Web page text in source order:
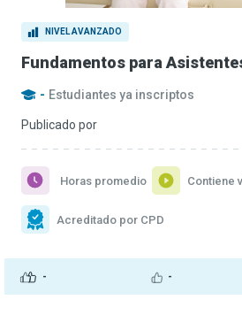
NIVEL AVANZADO
Fundamentos para
- Estudiantes ya inscriptos
Publicado por
- -
Horas promedio Contiene
Acreditado por CPD